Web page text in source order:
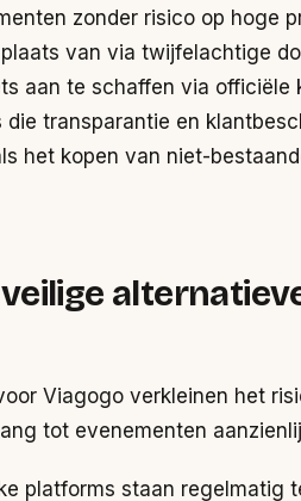
zonder risico op hoge
van via twijfelachtige
aan te schaffen via officiële
transparantie en
het kopen van niet-
Viagogo verkleinen het
tot evenementen
platforms staan regelmatig